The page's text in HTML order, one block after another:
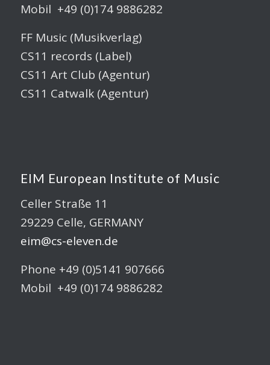
Mobil +49 (0)174 9886282
FF Music (Musikverlag)
CS11 records (Label)
CS11 Art Club (Agentur)
CS11 Catwalk (Agentur)
EIM European Institute of Music
Celler Straße 11
29229 Celle, GERMANY
eim@cs-eleven.de
Phone +49 (0)5141 907666
Mobil +49 (0)174 9886282